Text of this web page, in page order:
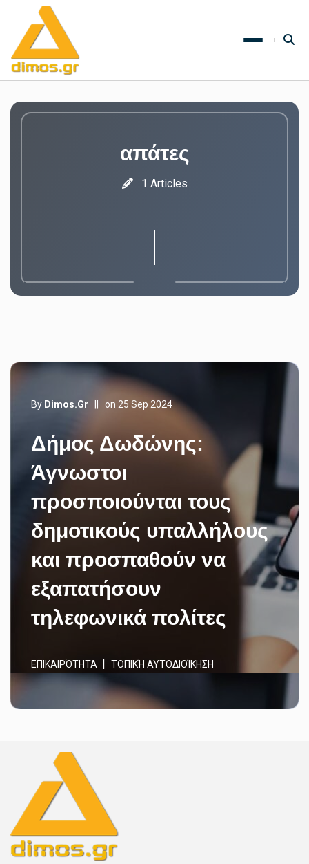
απάτες
1 Articles
By Dimos.gr on 25 Sep 2024
Δήμος Δωδώνης:
Άγνωστοι
προσποιούνται τους
δημοτικούς υπαλλήλους
και προσπαθούν να
εξαπατήσουν
τηλεφωνικά πολίτες
ΕΠΙΚΑΙΡΌΤΗΤΑ ΤΟΠΙΚΉ ΑΥΤΟΔΙΟΊΚΗΣΗ